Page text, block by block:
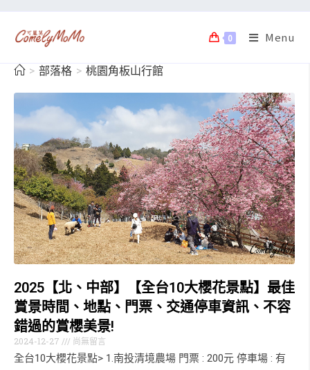
0 Menu
> 部落格 > 桃園角板山行館
2025【北、中部】【全台10大櫻花景點】最佳
賞景時間、地點、門票、交通停車資訊、不容
錯過的賞櫻美景!
2024-12-27 尚無留言
全台10大櫻花景點> 1.南投清境農場 門票 : 200元 停車場 : 有